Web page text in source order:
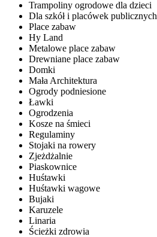
Trampoliny ogrodowe dla dzieci
Dla szkół i placówek publicznych
Place zabaw
Hy Land
Metalowe place zabaw
Drewniane place zabaw
Domki
Mała Architektura
Ogrody podniesione
Ławki
Ogrodzenia
Kosze na śmieci
Regulaminy
Stojaki na rowery
Zjeżdżalnie
Piaskownice
Huśtawki
Huśtawki wagowe
Bujaki
Karuzele
Linaria
Ścieżki zdrowia